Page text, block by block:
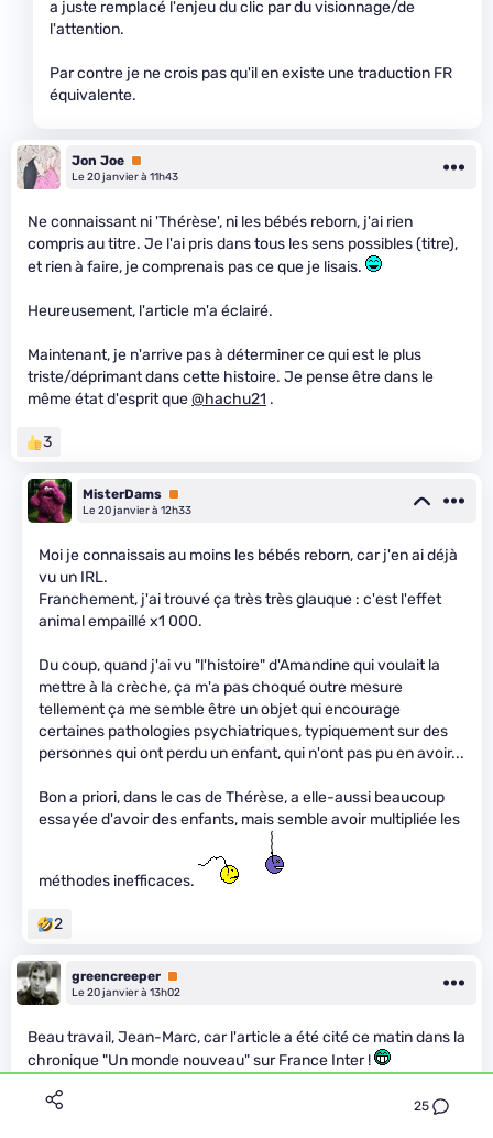
25
a juste remplacé l'enjeu du clic par du visionnage/de
l'attention.
Par contre je ne crois pas qu'il en existe une traduction FR
équivalente.
Jon Joe Premium
Le 20 janvier à 11h43
Ne connaissant ni 'Thérèse', ni les bébés reborn, j'ai rien
compris au titre. Je l'ai pris dans tous les sens possibles (titre),
et rien à faire, je comprenais pas ce que je lisais.
Heureusement, l'article m'a éclairé.
Maintenant, je n'arrive pas à déterminer ce qui est le plus
triste/déprimant dans cette histoire. Je pense être dans le
même état d'esprit que@hachu21 .
3
MisterDams Premium
Le 20 janvier à 12h33
Moi je connaissais au moins les bébés reborn, car j'en ai déjà
vu un IRL.
Franchement, j'ai trouvé ça très très glauque : c'est l'effet
animal empaillé x1 000.
Du coup, quand j'ai vu "l'histoire" d'Amandine qui voulait la
mettre à la crèche, ça m'a pas choqué outre mesure
tellement ça me semble être un objet qui encourage
certaines pathologies psychiatriques, typiquement sur des
personnes qui ont perdu un enfant, qui n'ont pas pu en avoir...
Bon a priori, dans le cas de Thérèse, a elle-aussi beaucoup
essayée d'avoir des enfants, mais semble avoir multipliée les
méthodes inefficaces.
2
greencreeper Premium
Le 20 janvier à 13h02
Beau travail, Jean-Marc, car l'article a été cité ce matin dans la
chronique "Un monde nouveau" sur France Inter !
https://www.radiofrance.fr/franceinter/podcasts/un-monde-